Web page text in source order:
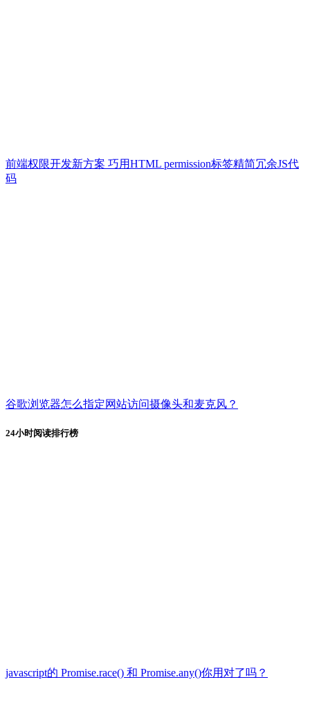
前端权限开发新方案 巧用HTML permission标签精简冗余JS代
码
谷歌浏览器怎么指定网站访问摄像头和麦克风？
24小时阅读排行榜
javascript的 Promise.race() 和 Promise.any()你用对了吗？